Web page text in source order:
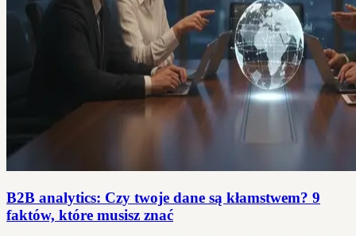
B2B analytics: Czy twoje dane są kłamstwem? 9
faktów, które musisz znać